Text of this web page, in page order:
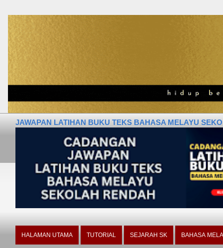
JAWAPAN LATIHAN BUKU TEKS BAHASA MELAYU
HALAMAN UTAMA TUTORIAL SEJARAH SK BAHASA